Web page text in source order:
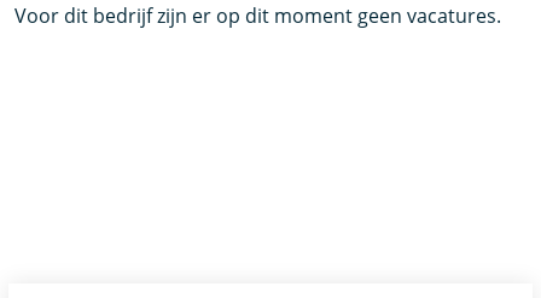
Voor dit bedrijf zijn er op dit moment geen vacatures.